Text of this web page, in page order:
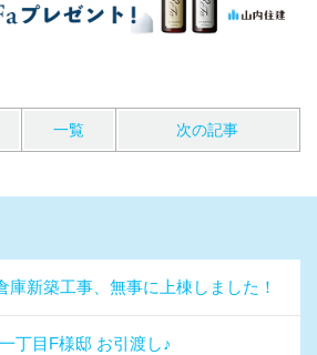
一覧 次の記事
庫新築工事、無事に上棟しました！
丁目F様邸 お引渡し♪